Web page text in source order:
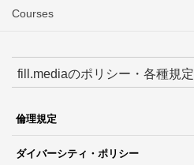
Courses
fill.mediaのポリシー・各種規定
倫理規定
ダイバーシティ・ポリシー